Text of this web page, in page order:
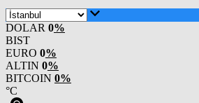
DOLAR 0%
BIST
EURO 0%
ALTIN 0%
BITCOIN 0%
°C